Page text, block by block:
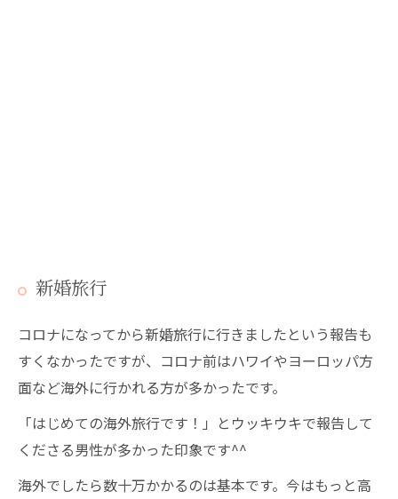
新婚旅行
コロナになってから新婚旅行に行きましたという報告も
すくなかったですが、コロナ前はハワイやヨーロッパ方
面など海外に行かれる方が多かったです。
「はじめての海外旅行です！」とウッキウキで報告して
くださる男性が多かった印象です^^
海外でしたら数十万かかるのは基本です。今はもっと高